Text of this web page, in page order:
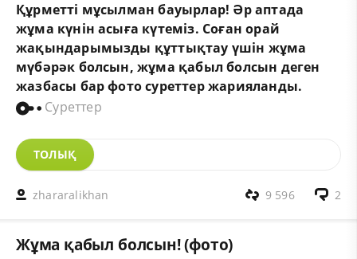
Құрметті мұсылман бауырлар! Әр аптада
жұма күнін асыға күтеміз. Соған орай
жақындарымызды құттықтау үшін жұма
мүбәрәк болсын, жұма қабыл болсын деген
жазбасы бар фото суреттер жарияланды.
Суреттер
ТОЛЫҚ
zhararalikhan 2
9 596
Жұма қабыл болсын! (фото)